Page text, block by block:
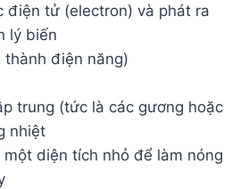
điện tử (electron) và phát ra
lý biến
điện năng)
trung (tức là các gương hoặc
nhiệt
diện tích nhỏ để làm nóng